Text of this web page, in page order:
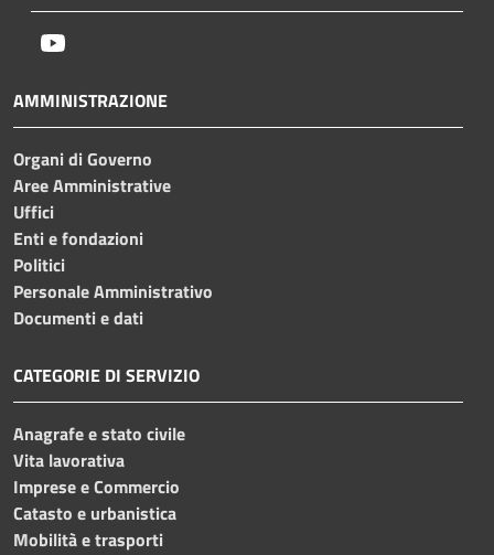
AMMINISTRAZIONE
Organi di Governo
Aree Amministrative
Uffici
Enti e fondazioni
Politici
Personale Amministrativo
Documenti e dati
CATEGORIE DI SERVIZIO
Anagrafe e stato civile
Vita lavorativa
Imprese e Commercio
Catasto e urbanistica
Mobilità e trasporti